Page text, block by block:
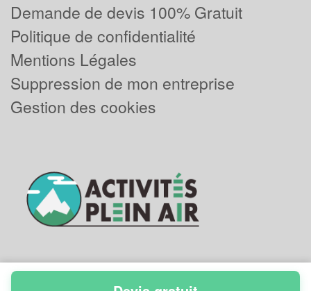
Demande de devis 100% Gratuit
Politique de confidentialité
Mentions Légales
Suppression de mon entreprise
Gestion des cookies